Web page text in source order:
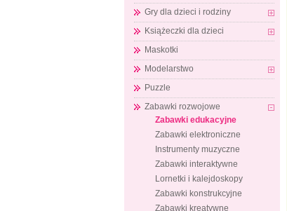
Gry dla dzieci i rodziny
Książeczki dla dzieci
Maskotki
Modelarstwo
Puzzle
Zabawki rozwojowe
Zabawki edukacyjne
Zabawki elektroniczne
Instrumenty muzyczne
Zabawki interaktywne
Lornetki i kalejdoskopy
Zabawki konstrukcyjne
Zabawki kreatywne